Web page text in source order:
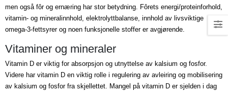
men også fôr og ernæring har stor betydning. Fôrets energi/proteinforhold,
vitamin- og mineralinnhold, elektrolyttbalanse, innhold av livsviktige
omega-3-fettsyrer og noen funksjonelle stoffer er avgjørende.
Vitaminer og mineraler
Vitamin D er viktig for absorpsjon og utnyttelse av kalsium og fosfor.
Videre har vitamin D en viktig rolle i regulering av avleiring og mobilisering
av kalsium og fosfor fra skjellettet. Mangel på vitamin D er sjelden i dag